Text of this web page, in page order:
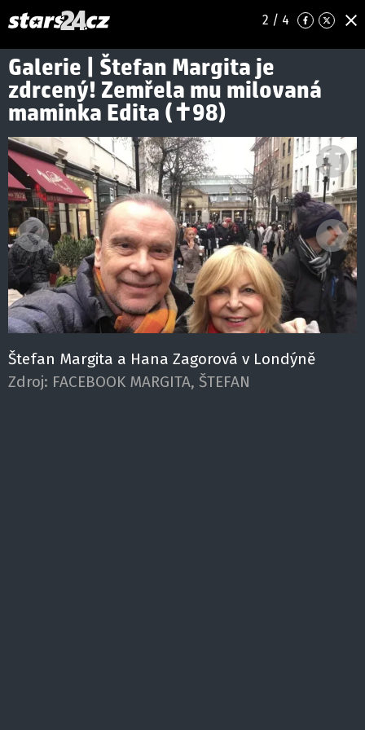
2 / 4
Galerie | Štefan Margita je
zdrcený! Zemřela mu milovaná
maminka Edita (✝98)
Předchozí
Štefan Margita a Hana Zagorová v Londýně
Zdroj: FACEBOOK MARGITA, ŠTEFAN